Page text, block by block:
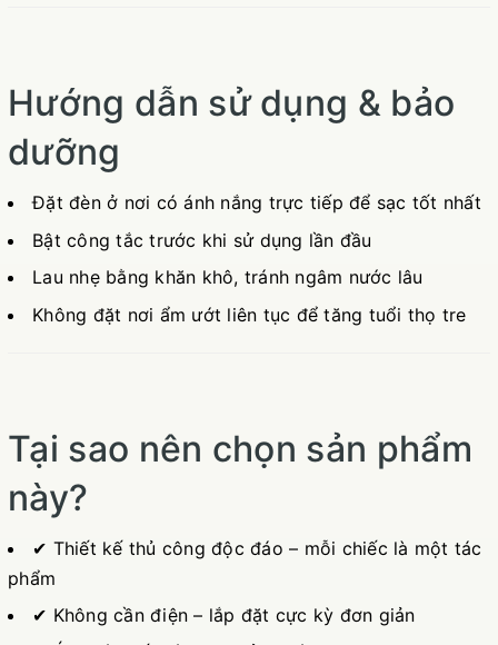
Hướng dẫn sử dụng & bảo
dưỡng
Đặt đèn ở nơi có ánh nắng trực tiếp để sạc tốt nhất
Bật công tắc trước khi sử dụng lần đầu
Lau nhẹ bằng khăn khô, tránh ngâm nước lâu
Không đặt nơi ẩm ướt liên tục để tăng tuổi thọ tre
Tại sao nên chọn sản phẩm
này?
✔ Thiết kế thủ công độc đáo – mỗi chiếc là một tác
phẩm
✔ Không cần điện – lắp đặt cực kỳ đơn giản